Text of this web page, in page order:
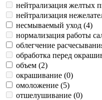
нейтрализация желтых
нейтрализация
несмываемый уход (4)
нормализация работы
облегчение
обработка перед
объем (2)
окрашивание (0)
омоложение (5)
отшелушивание (0)